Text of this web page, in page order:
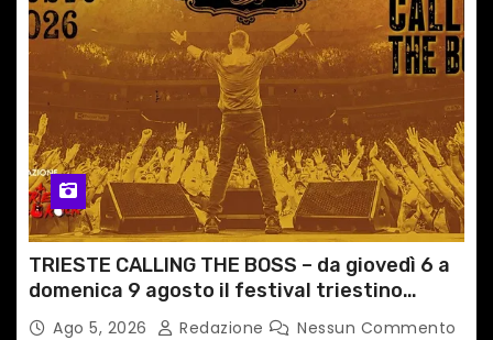
TRIESTE CALLING THE BOSS – da giovedì 6 a
domenica 9 agosto il festival triestino
dedicato a Springsteen
Ago 5, 2026 Redazione Nessun Commento